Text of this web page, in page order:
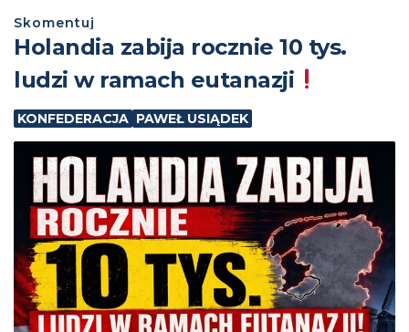
Skomentuj
Holandia zabija rocznie 10 tys.
ludzi w ramach eutanazji
KONFEDERACJA PAWEŁ USIĄDEK